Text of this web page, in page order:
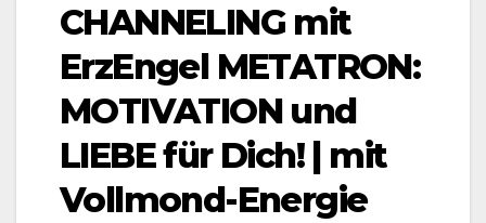
CHANNELING mit
ErzEngel METATRON:
MOTIVATION und
LIEBE für Dich! | mit
Vollmond-Energie